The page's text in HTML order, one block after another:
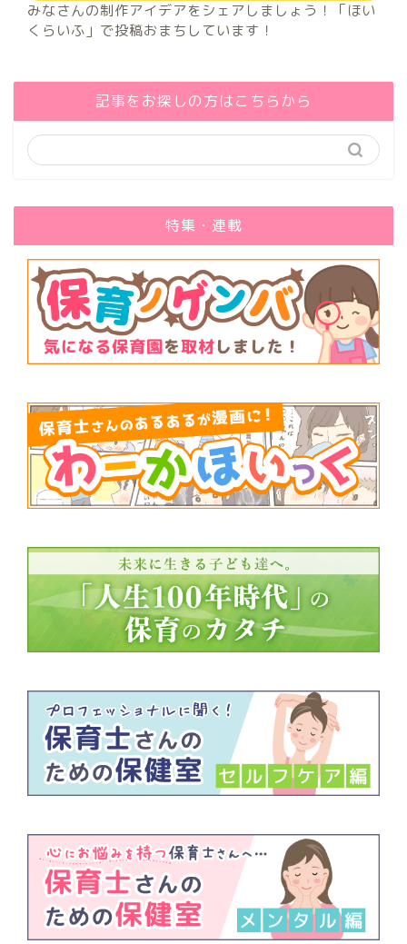
みなさんの制作アイデアをシェアしましょう！「ほい
くらいふ」で投稿おまちしています！
記事をお探しの方はこちらから
特集・連載